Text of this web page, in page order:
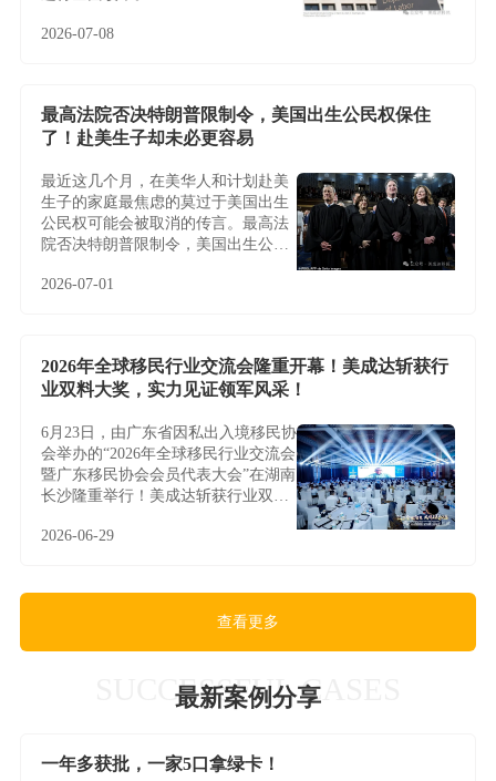
2026-07-08
最高法院否决特朗普限制令，美国出生公民权保住
了！赴美生子却未必更容易
最近这几个月，在美华人和计划赴美
生子的家庭最焦虑的莫过于美国出生
公民权可能会被取消的传言。最高法
院否决特朗普限制令，美国出生公民
2026-07-01
2026年全球移民行业交流会隆重开幕！美成达斩获行
业双料大奖，实力见证领军风采！
6月23日，由广东省因私出入境移民协
会举办的“2026年全球移民行业交流会
暨广东移民协会会员代表大会”在湖南
长沙隆重举行！美成达斩获行业双料
2026-06-29
查看更多
SUCCESSFUL CASES
最新案例分享
一年多获批，一家5口拿绿卡！